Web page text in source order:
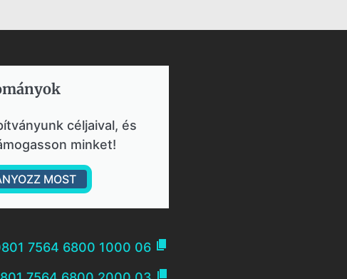
céljaival, és
minket!
MOST
7564 6800 1000 06 
